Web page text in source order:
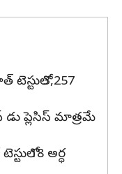
3,257
డు ప్లెసిస్‌ మాత్రమే
18 అర్ధ